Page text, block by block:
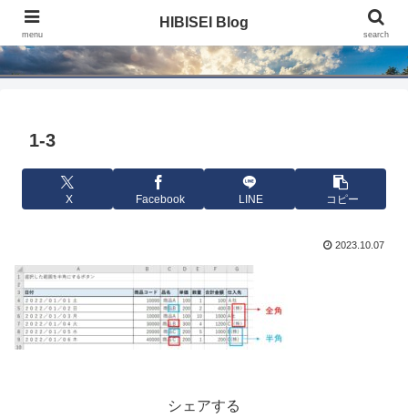
HIBISEI Blog
1-3
X Facebook LINE コピー
2023.10.07
シェアする
menu
HIBISEI Blog
search